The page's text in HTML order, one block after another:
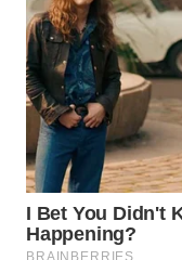
NATUNA
WN
BINTAN
MANDALIKA
WN
LIKUPANG